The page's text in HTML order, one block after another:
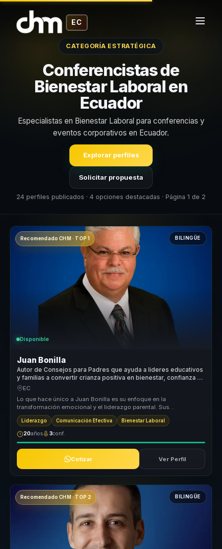
EC
CATEGORÍA ESTRATÉGICA
Conferencistas de
Bienestar Laboral en
Ecuador
Especialistas en Bienestar Laboral para conferencias y
eventos corporativos en Ecuador.
Explorar perfiles
Solicitar propuesta
24 perfiles publicados · 4 opciones destacadas · Página 1 de 2
Recomendado CHM · TOP 1 BILINGÜE
Disponible
Juan Bonilla
Autor de Consejos para Padres que ayuda a lideres educativos
y familias a convertir crianza positiva en bienestar, confianza y
vinculos sanos.
EC
Lo que hace único a Juan Bonilla es su enfoque en la
transformación emocional y el liderazgo parental. Sus
conferencias no solo proporcio...
Liderazgo Comunicación Efectiva Bienestar Laboral
20años 3conf.
Cotizar Ver Perfil
Recomendado CHM · TOP 2 BILINGÜE